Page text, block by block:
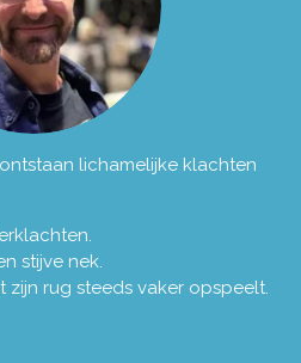
lichamelijke klachten
stijve nek.
zijn rug steeds vaker opspeelt.